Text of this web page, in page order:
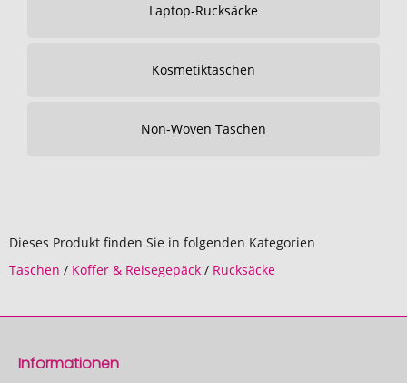
Laptop-Rucksäcke
Kosmetiktaschen
Non-Woven Taschen
Dieses Produkt finden Sie in folgenden Kategorien
Taschen / Koffer & Reisegepäck / Rucksäcke
Informationen